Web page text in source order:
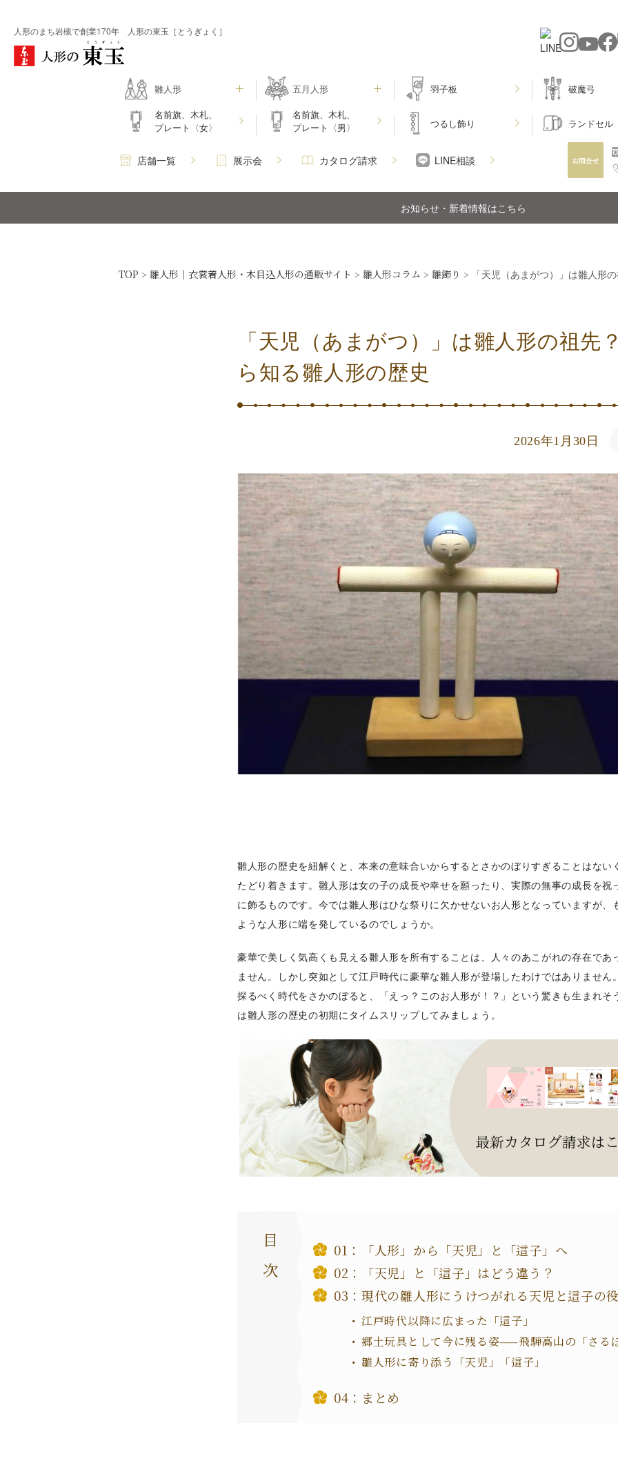
人形のまち岩槻で創業170年 人形の東玉［とうぎょく］
雛人形 五月人形 羽子板 破魔弓
名前旗、木札、
プレート〈女〉
名前旗、木札、
プレート〈男〉
つるし飾り ランドセル
店舗一覧 展示会 カタログ請求 LINE相談
お知らせ・新着情報はこちら
TOP > 雛人形｜衣裳着人形・木目込人形の通販サイト > 雛人形コラム > 雛飾り > 「天児（あまがつ）」は雛人形
「天児（あまがつ）」は雛人形の祖先
ら知る雛人形の歴史
2026年1月30日
雛人形の歴史を紐解くと、本来の意味合いからするとさかのぼりすぎることはない
たどり着きます。雛人形は女の子の成長や幸せを願ったり、実際の無事の成長を祝
に飾るものです。今では雛人形はひな祭りに欠かせないお人形となっていますが、
ような人形に端を発しているのでしょうか。
豪華で美しく気高くも見える雛人形を所有することは、人々のあこがれの存在であ
ません。しかし突如として江戸時代に豪華な雛人形が登場したわけではありません
探るべく時代をさかのぼると、「えっ？このお人形が！？」という驚きも生まれそ
は雛人形の歴史の初期にタイムスリップしてみましょう。
目次
「人形」から「天児」と「這子」へ
「天児」と「這子」はどう違う？
現代の雛人形にうけつがれる天児と這子の
江戸時代以降に広まった「這子」
郷土玩具として今に残る姿——飛騨高山の「さる
雛人形に寄り添う「天児」「這子」
まとめ